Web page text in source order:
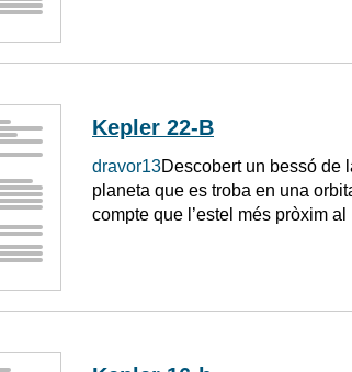
Kepler 22-B
dravor13Descobert un bessó de
planeta que es troba en una
compte que l’estel més pròxim